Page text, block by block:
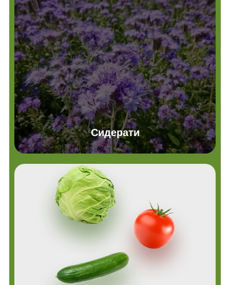
Сидерати